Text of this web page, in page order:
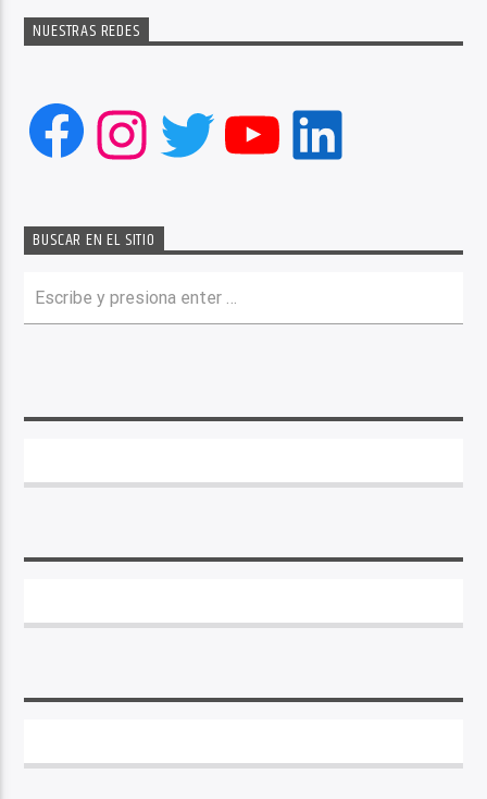
NUESTRAS REDES
Facebook
Instagram
Twitter
YouTube
LinkedIn
BUSCAR EN EL SITIO